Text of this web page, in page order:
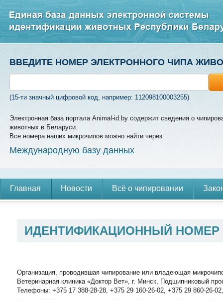
ВВЕДИТЕ НОМЕР ЭЛЕКТРОННОГО ЧИПА
(15-ти значный цифровой код, например: 112098100003255)
Электронная база портала Animal-id.by содержит сведения о
животных в Беларуси.
Все номера наших микрочипов можно найти через
Международную базу данных
Главная Новости Всё о чипировании
ИДЕНТИФИКАЦИОННЫЙ
Организация, проводившая чипирование или владеющая
Ветеринарная клиника «Доктор Вет», г. Минск, Подшипниковый
Телефоны: +375 17 388-28-28, +375 29 160-26-02, +375 29 860-26-